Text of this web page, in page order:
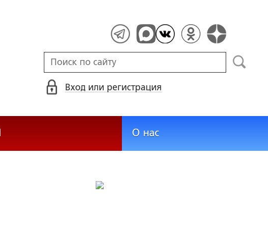
Вход или регистрация
О нас